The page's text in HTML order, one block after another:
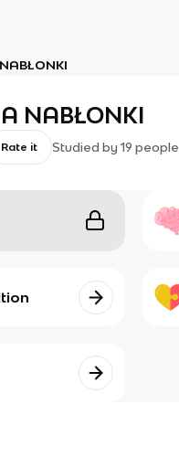
NABŁONKI
Rate it Studied by 19 people